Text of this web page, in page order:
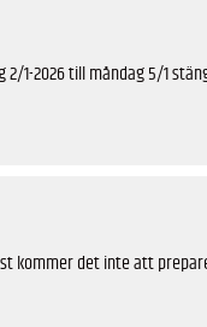
1-2026 till måndag 5/1
kommer det inte att